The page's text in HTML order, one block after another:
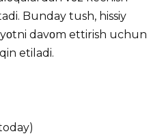
Bunday tush, hissiy
davοm ettirish uchun
etiladi.